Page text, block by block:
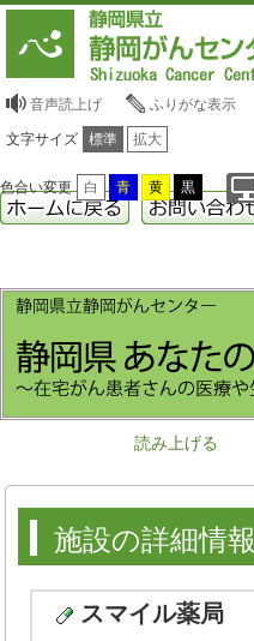
音声読上げ ふりがな表示
文字サイズ 標準 拡大
色合い変更 白 青 黄 黒
読み上げる
施設の詳細情報
スマイル薬局